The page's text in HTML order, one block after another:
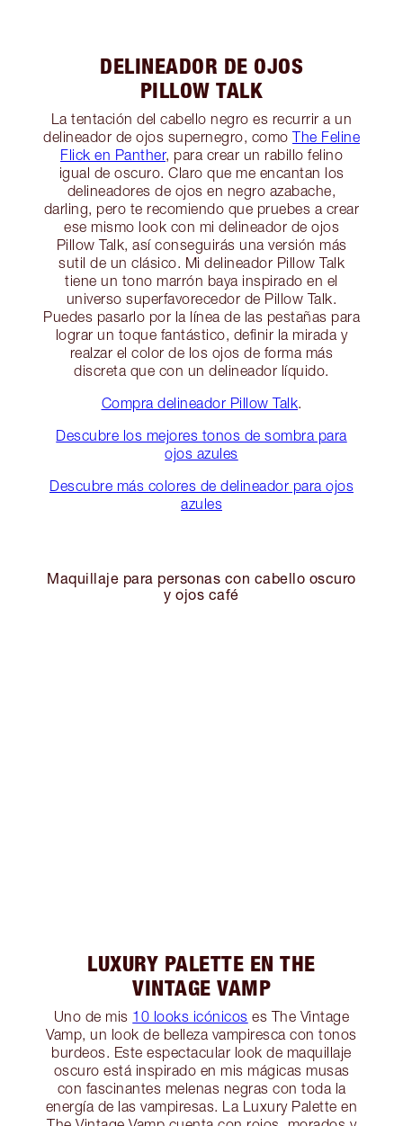
DELINEADOR DE OJOS
PILLOW TALK
La tentación del cabello negro es recurrir a un
delineador de ojos supernegro, como The Feline
Flick en Panther, para crear un rabillo felino
igual de oscuro. Claro que me encantan los
delineadores de ojos en negro azabache,
darling, pero te recomiendo que pruebes a crear
ese mismo look con mi delineador de ojos
Pillow Talk, así conseguirás una versión más
sutil de un clásico. Mi delineador Pillow Talk
tiene un tono marrón baya inspirado en el
universo superfavorecedor de Pillow Talk.
Puedes pasarlo por la línea de las pestañas para
lograr un toque fantástico, definir la mirada y
realzar el color de los ojos de forma más
discreta que con un delineador líquido.
Compra delineador Pillow Talk.
Descubre los mejores tonos de sombra para
ojos azules
Descubre más colores de delineador para ojos
azules
Maquillaje para personas con cabello oscuro
y ojos café
LUXURY PALETTE EN THE
VINTAGE VAMP
Uno de mis 10 looks icónicos es The Vintage
Vamp, un look de belleza vampiresca con tonos
burdeos. Este espectacular look de maquillaje
oscuro está inspirado en mis mágicas musas
con fascinantes melenas negras con toda la
energía de las vampiresas. La Luxury Palette en